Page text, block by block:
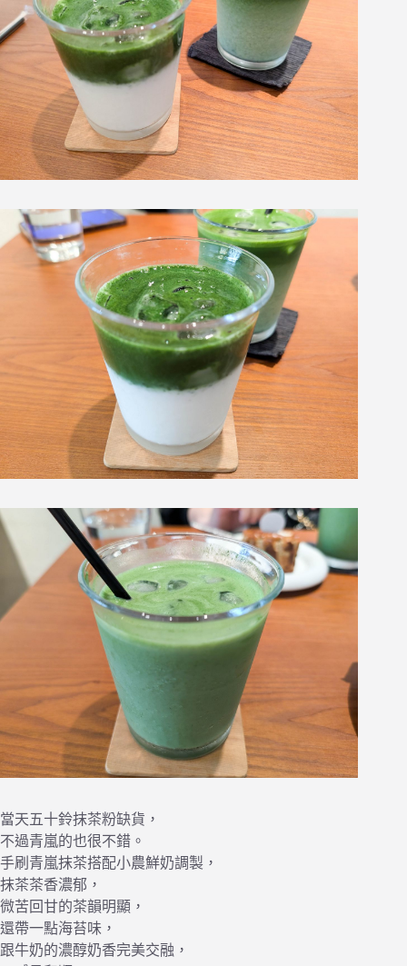
當天五十鈴抹茶粉缺貨，
不過青嵐的也很不錯。
手刷青嵐抹茶搭配小農鮮奶調製，
抹茶茶香濃郁，
微苦回甘的茶韻明顯，
還帶一點海苔味，
跟牛奶的濃醇奶香完美交融，